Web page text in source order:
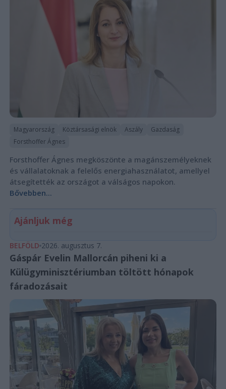
Magyarország Köztársasági elnök Aszály
Gazdaság
Forsthoffer Ágnes
Forsthoffer Ágnes megköszönte a magánszemélyeknek
és vállalatoknak a felelős energiahasználatot, amellyel
átsegítették az országot a válságos napokon.
Bővebben...
Ajánljuk még
BELFÖLD 2026. augusztus 7.
Gáspár Evelin Mallorcán piheni ki a
Külügyminisztériumban töltött hónapok
fáradozásait